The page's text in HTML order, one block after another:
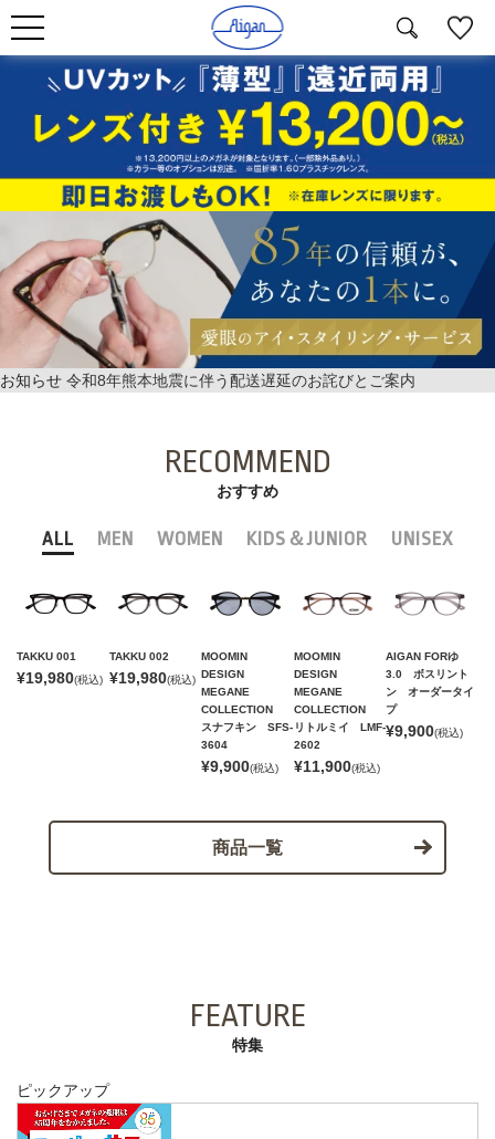
お知らせ 令和8年熊本地震に伴う配送遅延のお詫びとご案内
RECOMMEND
おすすめ
ALL MEN WOMEN KIDS＆JUNIOR UNISEX
TAKKU 001
¥19,980(税込)
TAKKU 002
¥19,980(税込)
MOOMIN
DESIGN
MEGANE
COLLECTION
スナフキン SFS-
3604
¥9,900(税込)
MOOMIN
DESIGN
MEGANE
COLLECTION
リトルミイ LMF-
2602
¥11,900(税込)
AIGAN FORゆ
3.0 ボスリント
ン オーダータイ
プ
¥9,900(税込)
商品一覧
FEATURE
特集
ピックアップ